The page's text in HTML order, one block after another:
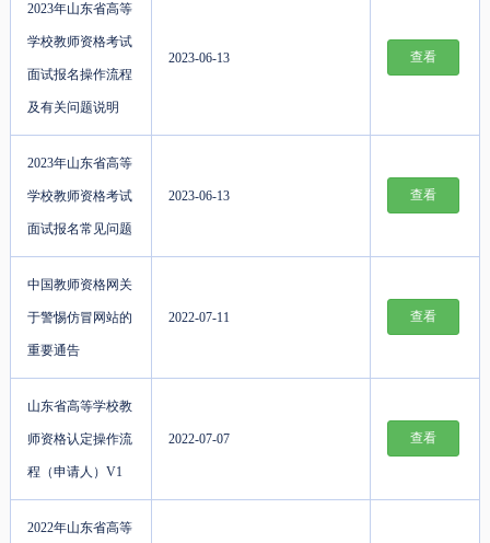
2023年山东省高等
学校教师资格考试
面试报名操作流程
及有关问题说明
2023-06-13 查看
2023年山东省高等
学校教师资格考试
面试报名常见问题
2023-06-13 查看
中国教师资格网关
于警惕仿冒网站的
重要通告
2022-07-11 查看
山东省高等学校教
师资格认定操作流
程（申请人）V1
2022-07-07 查看
2022年山东省高等